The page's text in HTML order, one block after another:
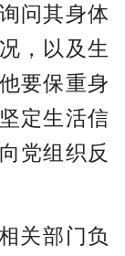
问其身体
，以及生
要保重身
定生活信
党组织反
关部门负